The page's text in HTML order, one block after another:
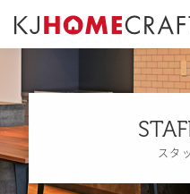
スタ